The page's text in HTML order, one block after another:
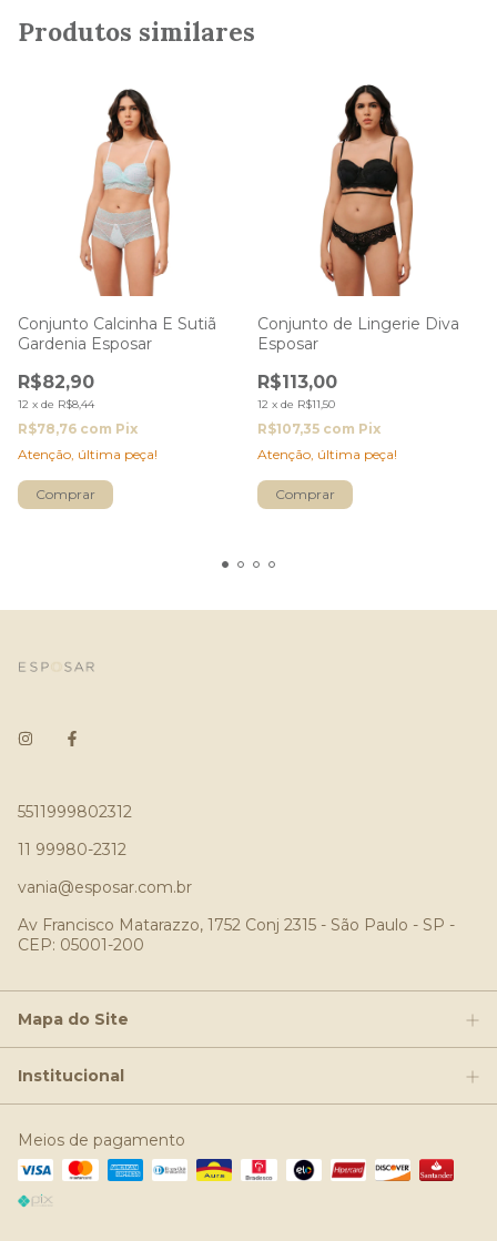
Produtos similares
Conjunto Calcinha E Sutiã
Gardenia Esposar
R$82,90
12 x de R$8,44
R$78,76 com Pix
Atenção, última peça!
Comprar
Conjunto de Lingerie Diva
Esposar
R$113,00
12 x de R$11,50
R$107,35 com Pix
Atenção, última peça!
Comprar
5511999802312
11 99980-2312
vania@esposar.com.br
Av Francisco Matarazzo, 1752 Conj 2315 - São Paulo - SP -
CEP: 05001-200
Mapa do Site
Institucional
Meios de pagamento